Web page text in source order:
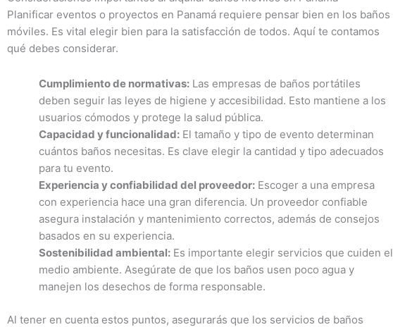
Planificar eventos o proyectos en Panamá requiere pensar bien en los baños
móviles. Es vital elegir bien para la satisfacción de todos. Aquí te contamos
qué debes considerar.
Cumplimiento de normativas: Las empresas de baños portátiles
deben seguir las leyes de higiene y accesibilidad. Esto mantiene a los
usuarios cómodos y protege la salud pública.
Capacidad y funcionalidad: El tamaño y tipo de evento determinan
cuántos baños necesitas. Es clave elegir la cantidad y tipo adecuados
para tu evento.
Experiencia y confiabilidad del proveedor: Escoger a una empresa
con experiencia hace una gran diferencia. Un proveedor confiable
asegura instalación y mantenimiento correctos, además de consejos
basados en su experiencia.
Sostenibilidad ambiental: Es importante elegir servicios que cuiden el
medio ambiente. Asegúrate de que los baños usen poco agua y
manejen los desechos de forma responsable.
Al tener en cuenta estos puntos, asegurarás que los servicios de baños